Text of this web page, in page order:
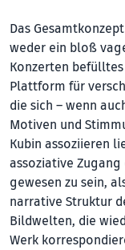
Das
weder ein bloß
Konzerten
Plattform für
die sich – wenn
Motiven und
Kubin assoziieren
assoziative
gewesen zu sein,
narrative Struktur
Bildwelten, die
Werk